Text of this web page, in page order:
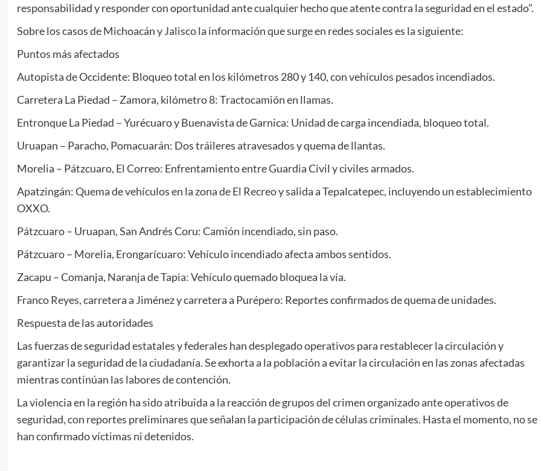
responsabilidad y responder con oportunidad ante cualquier hecho que atente contra la seguridad en el estado”.
Sobre los casos de Michoacán y Jalisco la información que surge en redes sociales es la siguiente:
Puntos más afectados
Autopista de Occidente: Bloqueo total en los kilómetros 280 y 140, con vehículos pesados incendiados.
Carretera La Piedad – Zamora, kilómetro 8: Tractocamión en llamas.
Entronque La Piedad – Yurécuaro y Buenavista de Garnica: Unidad de carga incendiada, bloqueo total.
Uruapan – Paracho, Pomacuarán: Dos tráileres atravesados y quema de llantas.
Morelia – Pátzcuaro, El Correo: Enfrentamiento entre Guardia Civil y civiles armados.
Apatzingán: Quema de vehículos en la zona de El Recreo y salida a Tepalcatepec, incluyendo un establecimiento
OXXO.
Pátzcuaro – Uruapan, San Andrés Coru: Camión incendiado, sin paso.
Pátzcuaro – Morelia, Erongarícuaro: Vehículo incendiado afecta ambos sentidos.
Zacapu – Comanja, Naranja de Tapia: Vehículo quemado bloquea la vía.
Franco Reyes, carretera a Jiménez y carretera a Purépero: Reportes confirmados de quema de unidades.
Respuesta de las autoridades
Las fuerzas de seguridad estatales y federales han desplegado operativos para restablecer la circulación y
garantizar la seguridad de la ciudadanía. Se exhorta a la población a evitar la circulación en las zonas afectadas
mientras continúan las labores de contención.
La violencia en la región ha sido atribuida a la reacción de grupos del crimen organizado ante operativos de
seguridad, con reportes preliminares que señalan la participación de células criminales. Hasta el momento, no se
han confirmado víctimas ni detenidos.